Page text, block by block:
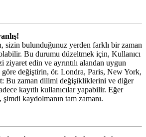
sizin bulunduğunuz yerden farklı bir zaman
Bu durumu düzeltmek için, Kullanıcı
edin ve ayrıntılı alandan uygun
değiştirin, ör. Londra, Paris, New York,
Bu zaman dilimi değişikliklerini ve diğer
kayıtlı kullanıcılar yapabilir. Eğer
şimdi kaydolmanın tam zamanı.